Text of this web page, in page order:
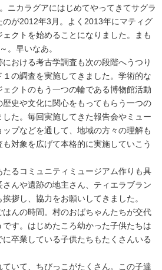
ニカラグアにはじめてやってきてサグラ
のが2012年3月。よく2013年にマティグ
クトを始めることになりました。まも
。早いなあ。
おける考古学調査も次の段階へうつり
１の調査を実施してきました。学術的な
クトのもう一つの輪である博物館活動
史や文化に関心をもってもらう一つの
た。毎回実施してきた報告会やミュー
プなどを通して、地域の方々の理解も
対象を広げて本格的に実施していこう
るコミュニティミュージアム作りも具
んや遺跡の地主さん、ティエラブラン
拶し、協力をお願いしてきました。
んの時間。村のおばちゃんたちが交代
す。はじめたころ幼かった子供たちは
卒業している子供たちもたくさんいる
いて、ちびっこがたくさん。この子達